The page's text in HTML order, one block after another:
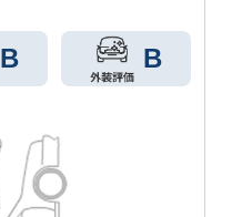
B B